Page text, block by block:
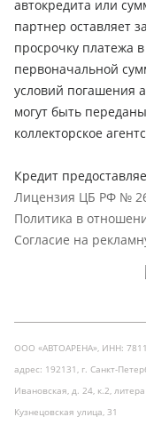
автокредита или
партнер оставляет
просрочку платежа
первоначальной
условий погашения
могут быть
коллекторское
Кредит
Лицензия ЦБ РФ №
Политика в
Согласие на
ООО «АВТОАРЕНА», ИНН:
адрес: 192131, г. Санкт-
Ивановская, д. 24, к.2,
Кузнецовская улица, 31